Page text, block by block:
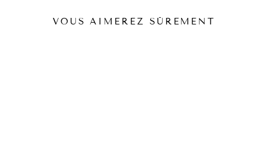
VOUS AIMEREZ SÛREMENT